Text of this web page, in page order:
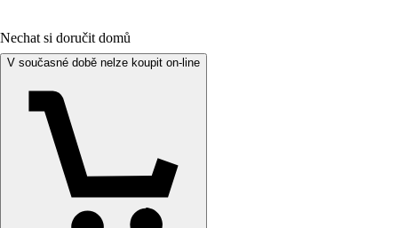
Nechat si doručit domů
V současné době nelze koupit on-line